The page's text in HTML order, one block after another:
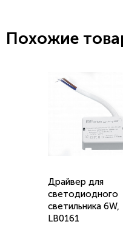
Похожие
Драйвер для
светодиодного
светильника 6W,
LB0161